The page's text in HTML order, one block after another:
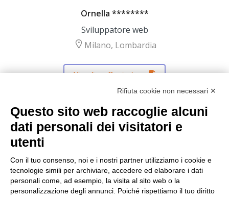
Ornella ********
Sviluppatore web
Milano, Lombardia
Visualizza Curriculum
← 1 … 9 10 11
Rifiuta cookie non necessari ✕
Questo sito web raccoglie alcuni
dati personali dei visitatori e
utenti
Con il tuo consenso, noi e i nostri partner utilizziamo i cookie e
tecnologie simili per archiviare, accedere ed elaborare i dati
personali come, ad esempio, la visita al sito web o la
personalizzazione degli annunci. Poiché rispettiamo il tuo diritto